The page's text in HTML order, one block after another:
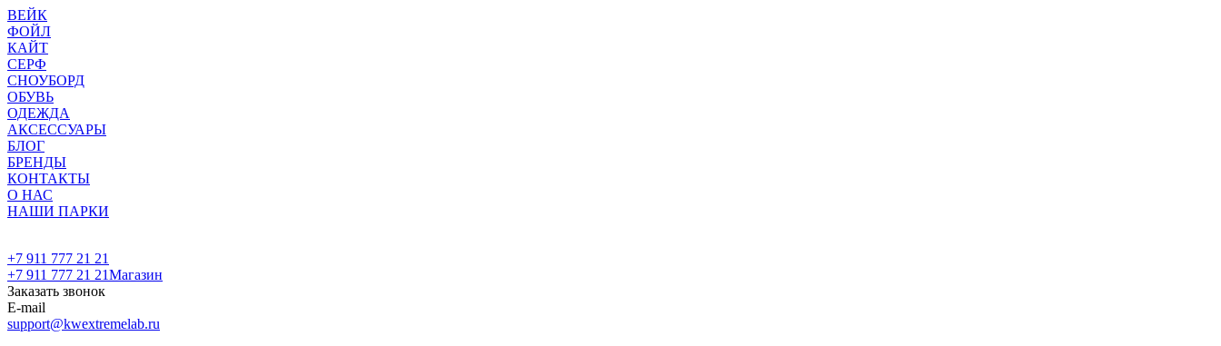
ВЕЙК
ФОЙЛ
КАЙТ
СЕРФ
СНОУБОРД
ОБУВЬ
ОДЕЖДА
АКСЕССУАРЫ
БЛОГ
БРЕНДЫ
КОНТАКТЫ
О НАС
НАШИ ПАРКИ
+7 911 777 21 21
+7 911 777 21 21Магазин
Заказать звонок
E-mail
support@kwextremelab.ru